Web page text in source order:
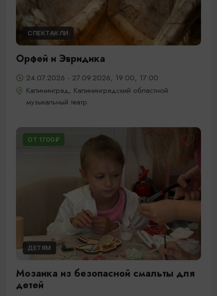
СПЕКТАКЛИ
Орфей и Эвридика
24.07.2026 - 27.09.2026, 19:00, 17:00
Калининград, Калининградский областной
музыкальный театр
ОТ 1700₽
ДЕТЯМ
Мозаика из безопасной смальты для
детей